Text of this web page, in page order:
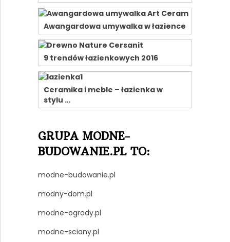
Awangardowa umywalka w łazience
9 trendów łazienkowych 2016
Ceramika i meble – łazienka w
stylu …
GRUPA MODNE-
BUDOWANIE.PL TO:
modne-budowanie.pl
modny-dom.pl
modne-ogrody.pl
modne-sciany.pl